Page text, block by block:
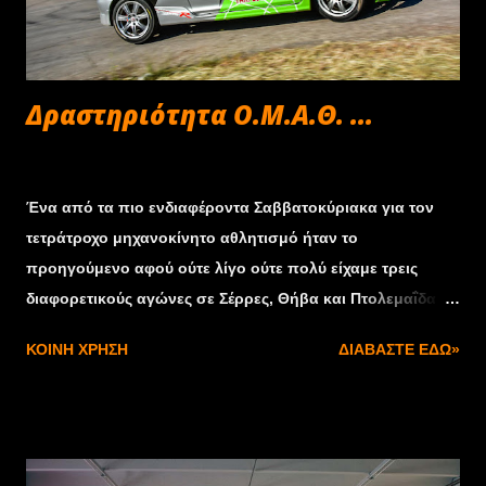
Δραστηριότητα Ο.Μ.Α.Θ. ...
Ένα από τα πιο ενδιαφέροντα Σαββατοκύριακα για τον
τετράτροχο μηχανοκίνητο αθλητισμό ήταν το
προηγούμενο αφού ούτε λίγο ούτε πολύ είχαμε τρεις
διαφορετικούς αγώνες σε Σέρρες, Θήβα και Πτολεμαΐδα με
εκπροσωπείτε από συνολικά οχτώ αθλητές του
σαββατοκύριακο που έρχεται στον οποίο δύο αθλητές του
ΚΟΙΝΉ ΧΡΉΣΗ ΔΙΑΒΆΣΤΕ ΕΔΏ»